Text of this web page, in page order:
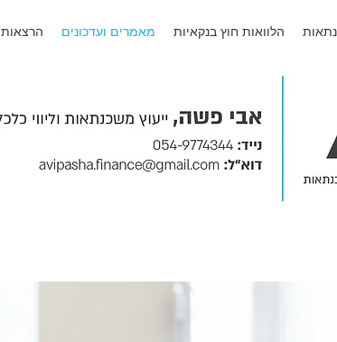
הלוואות חוץ בנקאיות מאמרים ועדכונים הרצאות